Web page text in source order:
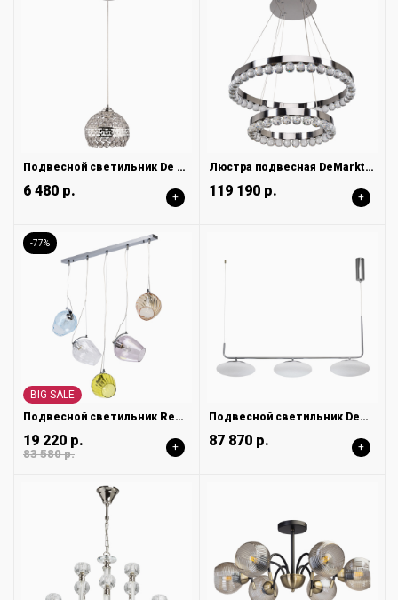
Подвесной светильник De City Бриз 111012201
6 480 р. +
Люстра подвесная DeMarkt Глобула 690010502
119 190 р. +
-77%
BIG SALE
Подвесной светильник Regenbogen Бремен 606011105
19 220 р.
83 580 р. +
Подвесной светильник DeMarkt Ауксис 722010803
87 870 р. +